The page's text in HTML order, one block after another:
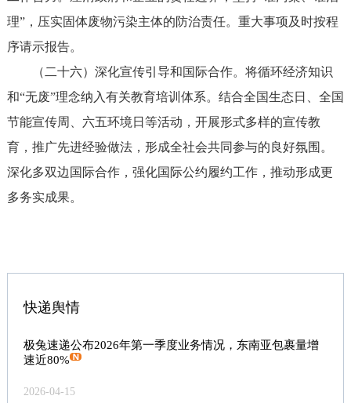
理”，压实固体废物污染主体的防治责任。重大事项及时按程
序请示报告。
（二十六）深化宣传引导和国际合作。将循环经济知识
和“无废”理念纳入有关教育培训体系。结合全国生态日、全国
节能宣传周、六五环境日等活动，开展形式多样的宣传教
育，推广先进经验做法，形成全社会共同参与的良好氛围。
深化多双边国际合作，强化国际公约履约工作，推动形成更
多务实成果。
快递舆情
极兔速递公布2026年第一季度业务情况，东南亚包裹量增
速近80%
2026-04-15